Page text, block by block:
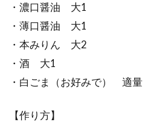
・濃口醤油 大1
・薄口醤油 大1
・本みりん 大2
・酒 大1
・白ごま（お好みで） 適量
【作り方】